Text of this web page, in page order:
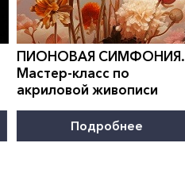
0">
ПИОНОВАЯ СИМФОНИЯ.
Мастер-класс по
акриловой живописи
Подробнее